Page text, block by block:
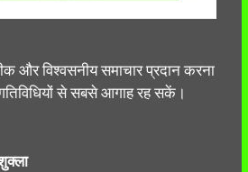
और विश्वसनीय समाचार प्रदान करना
से सबसे आगाह रह सकें।